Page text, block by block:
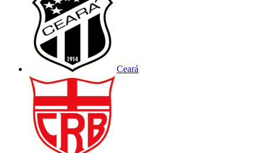
Ceará